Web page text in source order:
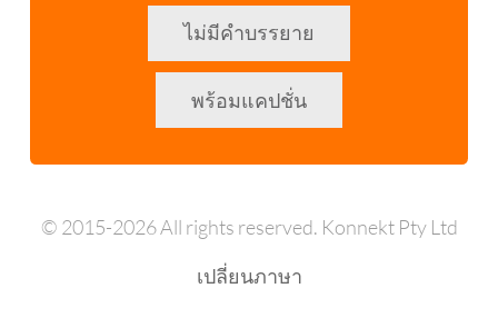
ไม่มีคำบรรยาย
พร้อมแคปชั่น
© 2015-2026 All rights reserved. Konnekt Pty Ltd
เปลี่ยนภาษา